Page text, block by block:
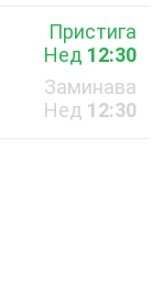
Пристига
Нед 12:30
Заминава
Нед 12:30